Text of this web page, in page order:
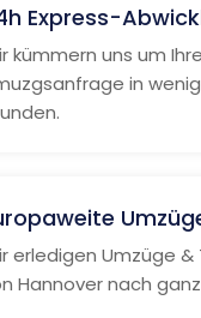
Express-
kümmern uns um Ihre
in
erledigen Umzüge
Hannover nach